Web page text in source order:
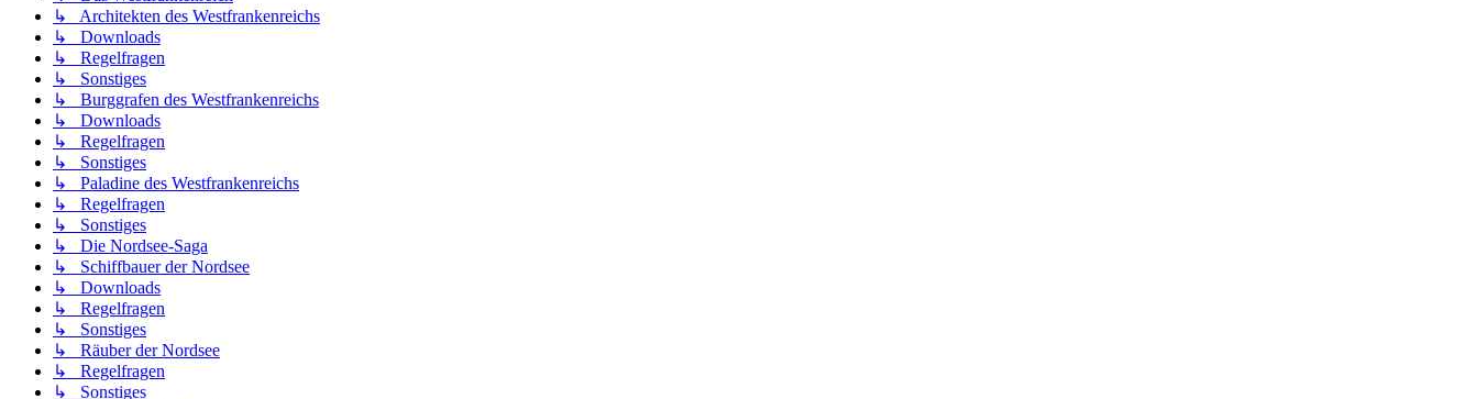
↳ Architekten des Westfrankenreichs
↳ Downloads
↳ Regelfragen
↳ Sonstiges
↳ Burggrafen des Westfrankenreichs
↳ Downloads
↳ Regelfragen
↳ Sonstiges
↳ Paladine des Westfrankenreichs
↳ Regelfragen
↳ Sonstiges
↳ Die Nordsee-Saga
↳ Schiffbauer der Nordsee
↳ Downloads
↳ Regelfragen
↳ Sonstiges
↳ Räuber der Nordsee
↳ Regelfragen
↳ Sonstiges